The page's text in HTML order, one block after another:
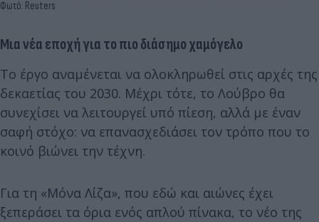
Φωτό: Reuters
Μια νέα εποχή για το πιο διάσημο χαμόγελο
Το έργο αναμένεται να ολοκληρωθεί στις αρχές της
δεκαετίας του 2030. Μέχρι τότε, το Λούβρο θα
συνεχίσει να λειτουργεί υπό πίεση, αλλά με έναν
σαφή στόχο: να επανασχεδιάσει τον τρόπο που το
κοινό βιώνει την τέχνη.
Για τη «Μόνα Λίζα», που εδώ και αιώνες έχει
ξεπεράσει τα όρια ενός απλού πίνακα, το νέο της